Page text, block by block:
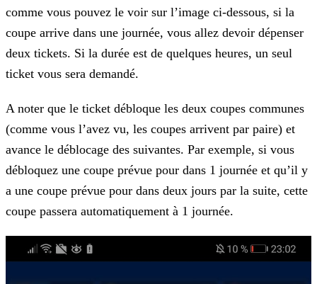
comme vous pouvez le voir sur l’image ci-dessous, si la
coupe arrive dans une journée, vous allez devoir dépenser
deux tickets. Si la durée est de quelques heures, un seul
ticket vous sera demandé.
A noter que le ticket débloque les deux coupes communes
(comme vous l’avez vu, les coupes arrivent par paire) et
avance le déblocage des suivantes. Par exemple, si vous
débloquez une coupe prévue pour dans 1 journée et qu’il y
a une coupe prévue pour dans deux jours par la suite, cette
coupe passera automatiquement à 1 journée.